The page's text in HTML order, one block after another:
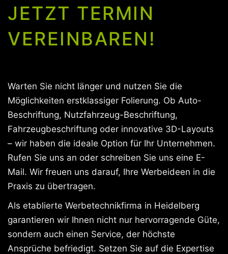
JETZT TERMIN
VEREINBAREN!
Warten Sie nicht länger und nutzen Sie die
Möglichkeiten erstklassiger Folierung. Ob Auto-
Beschriftung, Nutzfahrzeug-Beschriftung,
Fahrzeugbeschriftung oder innovative 3D-Layouts
– wir haben die ideale Option für Ihr Unternehmen.
Rufen Sie uns an oder schreiben Sie uns eine E-
Mail. Wir freuen uns darauf, Ihre Werbeideen in die
Praxis zu übertragen.
Als etablierte Werbetechnikfirma in Heidelberg
garantieren wir Ihnen nicht nur hervorragende Güte,
sondern auch einen Service, der höchste
Ansprüche befriedigt. Setzen Sie auf die Expertise